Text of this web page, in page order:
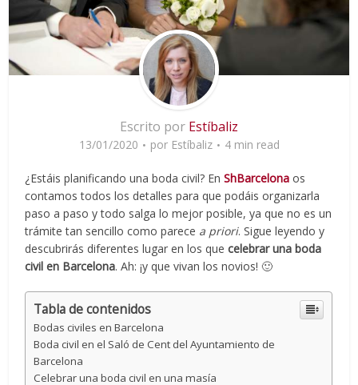
Escrito por Estíbaliz
13/01/2020 por Estíbaliz 4 min read
¿Estáis planificando una boda civil? EnShBarcelona os
contamos todos los detalles para que podáis organizarla
paso a paso y todo salga lo mejor posible, ya que no es un
trámite tan sencillo como parece a priori. Sigue leyendo y
descubrirás diferentes lugar en los que celebrar una boda
civil en Barcelona. Ah: ¡y que vivan los novios! 🙂
Tabla de contenidos
Bodas civiles en Barcelona
Boda civil en el Saló de Cent del Ayuntamiento de
Barcelona
Celebrar una boda civil en una masía